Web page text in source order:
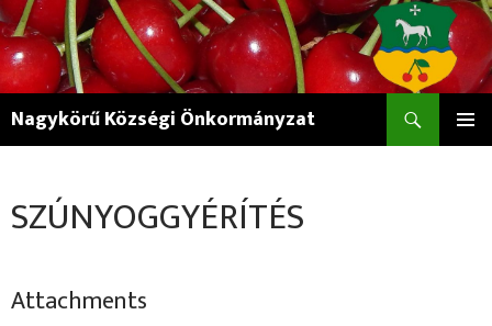
Nagykörű Községi Önkormányzat
SZÚNYOGGYÉRÍTÉS
Attachments